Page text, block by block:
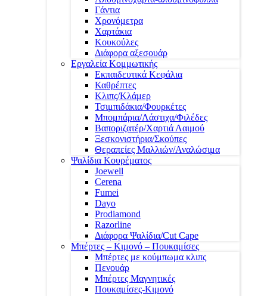
Γάντια
Χρονόμετρα
Χαρτάκια
Κουκούλες
Διάφορα αξεσουάρ
Εργαλεία Κομμωτικής
Εκπαιδευτικά Κεφάλια
Καθρέπτες
Κλιπς/Κλάμερ
Τσιμπιδάκια/Φουρκέτες
Μπομπάρια/Λάστιχα/Φιλέδες
Βαποριζατέρ/Χαρτιά Λαιμού
Ξεσκονιστήρια/Σκούπες
Θεραπείες Μαλλιών/Αναλώσιμα
Ψαλίδια Κουρέματος
Joewell
Cerena
Fumei
Dayo
Prodiamond
Razorline
Διάφορα Ψαλίδια/Cut Cape
Μπέρτες – Κιμονό – Πουκαμίσες
Μπέρτες με κούμπωμα κλιπς
Πενουάρ
Μπέρτες Μαγνητικές
Πουκαμίσες-Κιμονό